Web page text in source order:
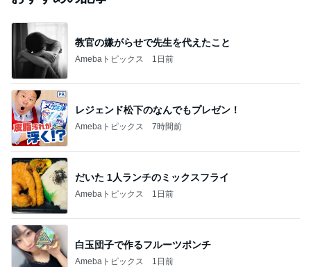
教官の嫌がらせで先生を代えたこと
Amebaトピックス 1日前
レジェンド松下のなんでもプレゼン！
Amebaトピックス 7時間前
だいた 1人ランチのミックスフライ
Amebaトピックス 1日前
白玉団子で作るフルーツポンチ
Amebaトピックス 1日前